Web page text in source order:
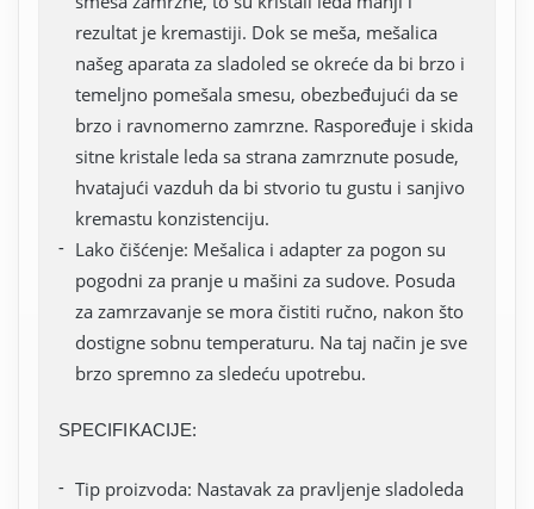
rezultat je kremastiji. Dok se meša, mešalica
našeg aparata za sladoled se okreće da bi brzo i
temeljno pomešala smesu, obezbeđujući da se
brzo i ravnomerno zamrzne. Raspoređuje i skida
sitne kristale leda sa strana zamrznute posude,
hvatajući vazduh da bi stvorio tu gustu i sanjivo
kremastu konzistenciju.
Lako čišćenje: Mešalica i adapter za pogon su
pogodni za pranje u mašini za sudove. Posuda
za zamrzavanje se mora čistiti ručno, nakon što
dostigne sobnu temperaturu. Na taj način je sve
brzo spremno za sledeću upotrebu.
SPECIFIKACIJE:
Tip proizvoda: Nastavak za pravljenje sladoleda